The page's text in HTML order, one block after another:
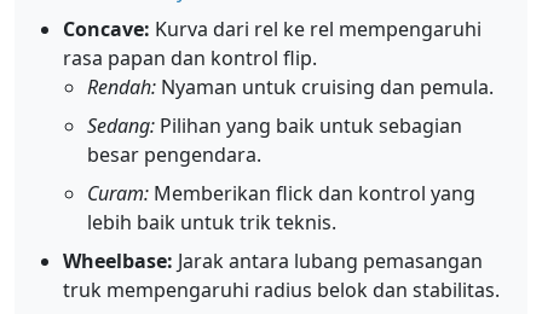
Concave: Kurva dari rel ke rel mempengaruhi
rasa papan dan kontrol flip.
Rendah: Nyaman untuk cruising dan pemula.
Sedang: Pilihan yang baik untuk sebagian
besar pengendara.
Curam: Memberikan flick dan kontrol yang
lebih baik untuk trik teknis.
Wheelbase: Jarak antara lubang pemasangan
truk mempengaruhi radius belok dan stabilitas.